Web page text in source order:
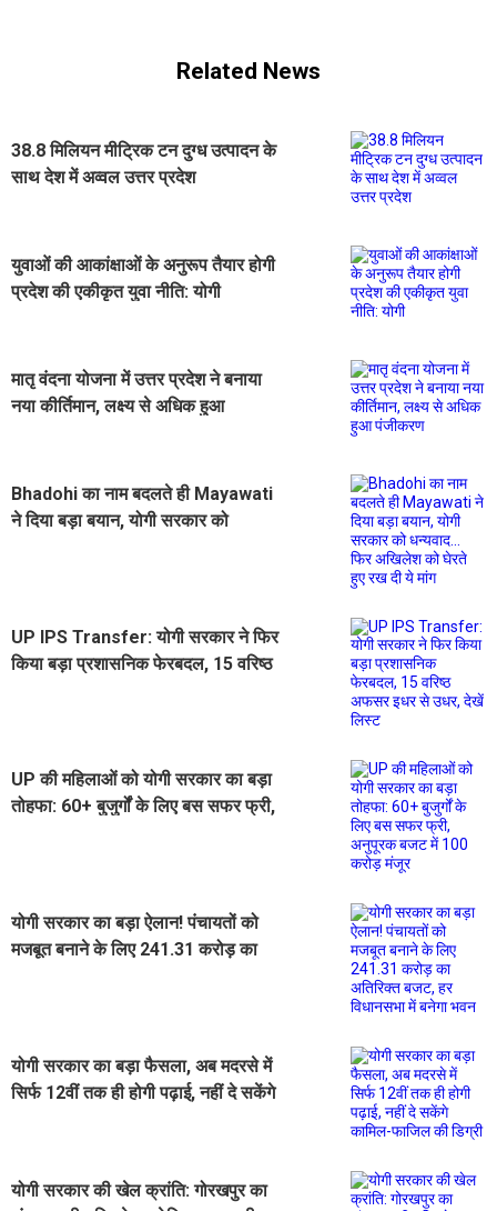
Related News
38.8 मिलियन मीट्रिक टन दुग्ध उत्पादन के
साथ देश में अव्वल उत्तर प्रदेश
युवाओं की आकांक्षाओं के अनुरूप तैयार होगी
प्रदेश की एकीकृत युवा नीति: योगी
मातृ वंदना योजना में उत्तर प्रदेश ने बनाया
नया कीर्तिमान, लक्ष्य से अधिक हुआ
Bhadohi का नाम बदलते ही Mayawati
ने दिया बड़ा बयान, योगी सरकार को
UP IPS Transfer: योगी सरकार ने फिर
किया बड़ा प्रशासनिक फेरबदल, 15 वरिष्ठ
UP की महिलाओं को योगी सरकार का बड़ा
तोहफा: 60+ बुजुर्गों के लिए बस सफर फ्री,
योगी सरकार का बड़ा ऐलान! पंचायतों को
मजबूत बनाने के लिए 241.31 करोड़ का
योगी सरकार का बड़ा फैसला, अब मदरसे में
सिर्फ 12वीं तक ही होगी पढ़ाई, नहीं दे सकेंगे
योगी सरकार की खेल क्रांति: गोरखपुर का